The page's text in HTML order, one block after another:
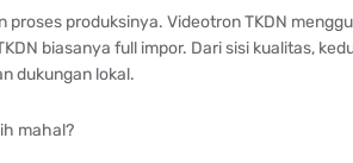
proses produksinya. Videotron TKDN
biasanya full impor. Dari sisi kualitas,
dukungan lokal.
mahal?